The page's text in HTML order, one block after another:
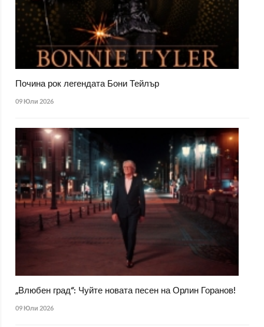
Почина рок легендата Бони Тейлър
09 Юли 2026
„Влюбен град“: Чуйте новата песен на Орлин Горанов!
09 Юли 2026